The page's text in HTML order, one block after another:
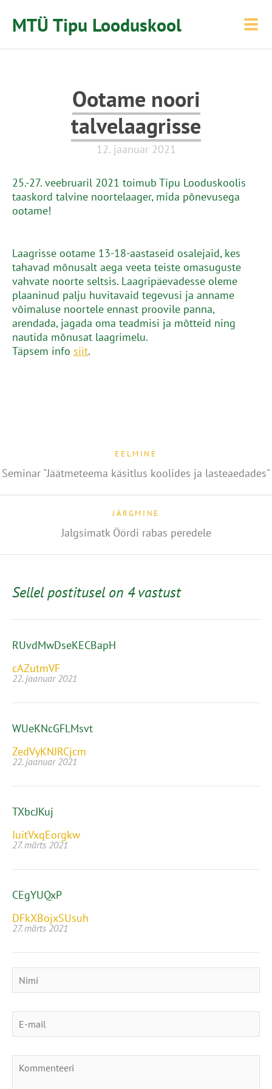
MTÜ Tipu Looduskool
Ootame noori
talvelaagrisse
12. jaanuar 2021
25.-27. veebruaril 2021 toimub Tipu Looduskoolis
taaskord talvine noortelaager, mida põnevusega
ootame!
Laagrisse ootame 13-18-aastaseid osalejaid, kes
tahavad mõnusalt aega veeta teiste omasuguste
vahvate noorte seltsis. Laagripäevadesse oleme
plaaninud palju huvitavaid tegevusi ja anname
võimaluse noortele ennast proovile panna,
arendada, jagada oma teadmisi ja mõtteid ning
nautida mõnusat laagrimelu.
Täpsem info siit.
EELMINE
Seminar "Jäätmeteema käsitlus koolides ja lasteaedades"
JÄRGMINE
Jalgsimatk Öördi rabas peredele
Sellel postitusel on 4 vastust
RUvdMwDseKECBapH
cAZutmVF
22. jaanuar 2021
WUeKNcGFLMsvt
ZedVyKNJRCjcm
22. jaanuar 2021
TXbcJKuj
IuitVxqEorgkw
27. märts 2021
CEgYUQxP
DFkXBojxSUsuh
27. märts 2021